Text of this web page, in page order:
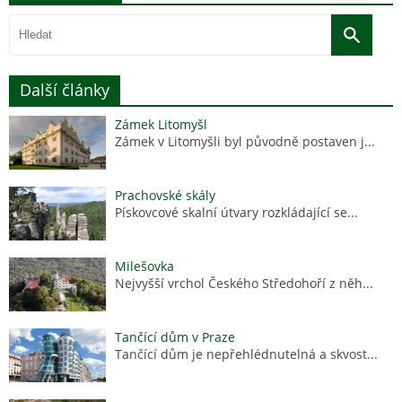
Další články
Zámek Litomyšl
Zámek v Litomyšli byl původně postaven j...
Prachovské skály
Pískovcové skalní útvary rozkládající se...
Milešovka
Nejvyšší vrchol Českého Středohoří z něh...
Tančící dům v Praze
Tančící dům je nepřehlédnutelná a skvost...